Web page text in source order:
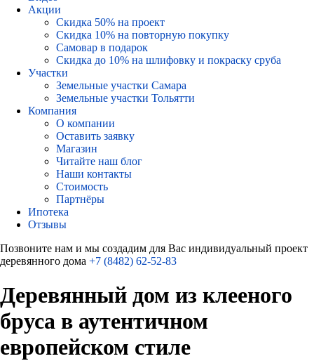
Акции
Скидка 50% на проект
Скидка 10% на повторную покупку
Самовар в подарок
Скидка до 10% на шлифовку и покраску сруба
Участки
Земельные участки Самара
Земельные участки Тольятти
Компания
О компании
Оставить заявку
Магазин
Читайте наш блог
Наши контакты
Стоимость
Партнёры
Ипотека
Отзывы
Позвоните нам и мы создадим для Вас индивидуальный проект
деревянного дома +7 (8482) 62-52-83
Деревянный дом из клееного
бруса в аутентичном
европейском стиле